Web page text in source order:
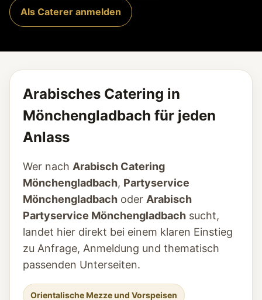
Als Caterer anmelden
Arabisches Catering in
Mönchengladbach für jeden
Anlass
Wer nach Arabisch Catering
Mönchengladbach, Partyservice
Mönchengladbach oder Arabisch
Partyservice Mönchengladbach sucht,
landet hier direkt bei einem klaren Einstieg
zu Anfrage, Anmeldung und thematisch
passenden Unterseiten.
Orientalische Mezze und Vorspeisen